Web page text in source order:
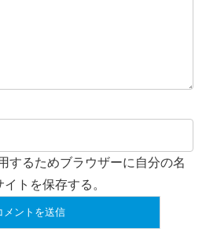
するためブラウザーに自分の名
トを保存する。